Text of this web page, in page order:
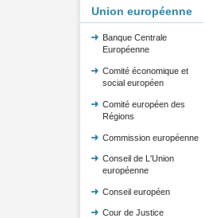
Union européenne
Banque Centrale
Européenne
Comité économique et
social européen
Comité européen des
Régions
Commission européenne
Conseil de L'Union
européenne
Conseil européen
Cour de Justice